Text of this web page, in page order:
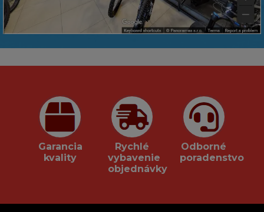
Garancia
kvality
Rychlé
vybavenie
objednávky
Odborné
poradenstvo